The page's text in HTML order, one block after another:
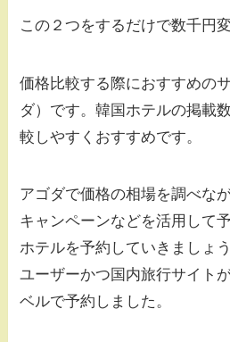
この２つをするだけで数千円
価格比較する際におすすめの
ダ）です。韓国ホテルの掲載
較しやすくおすすめです。
アゴダで価格の相場を調べな
キャンペーンなどを活用して
ホテルを予約していきましょ
ユーザーかつ国内旅行サイト
ベルで予約しました。